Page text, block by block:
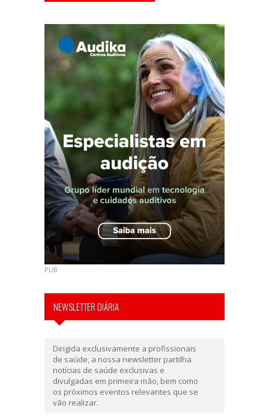
PUB
NEWSLETTER DIÁRIA
Dirigida exclusivamente a profissionais
de saúde, a nossa newsletter partilha
notícias de saúde exclusivas e
divulgadas em primeira mão, bem como
os próximos eventos relevantes que se
vão realizar.